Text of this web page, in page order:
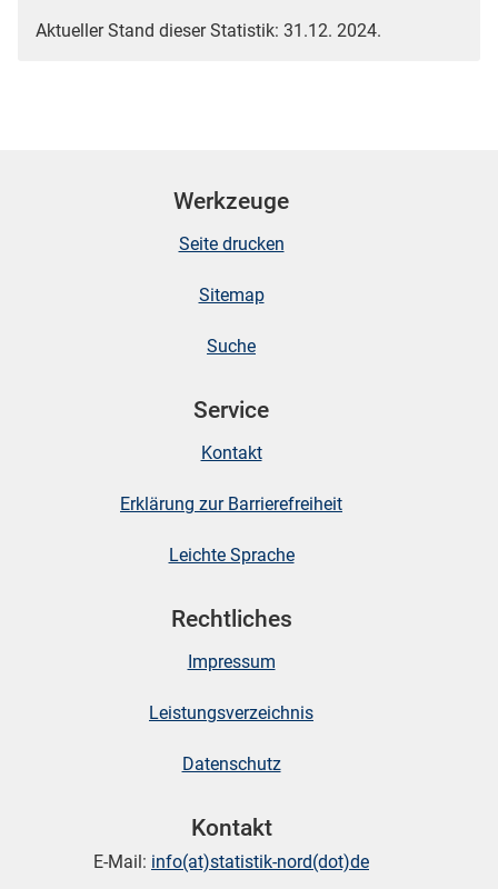
Aktueller Stand dieser Statistik: 31.12. 2024.
Werkzeuge
Seite drucken
Sitemap
Suche
Service
Kontakt
Erklärung zur Barrierefreiheit
Leichte Sprache
Rechtliches
Impressum
Leistungsverzeichnis
Datenschutz
Kontakt
E-Mail: info(at)statistik-nord(dot)de